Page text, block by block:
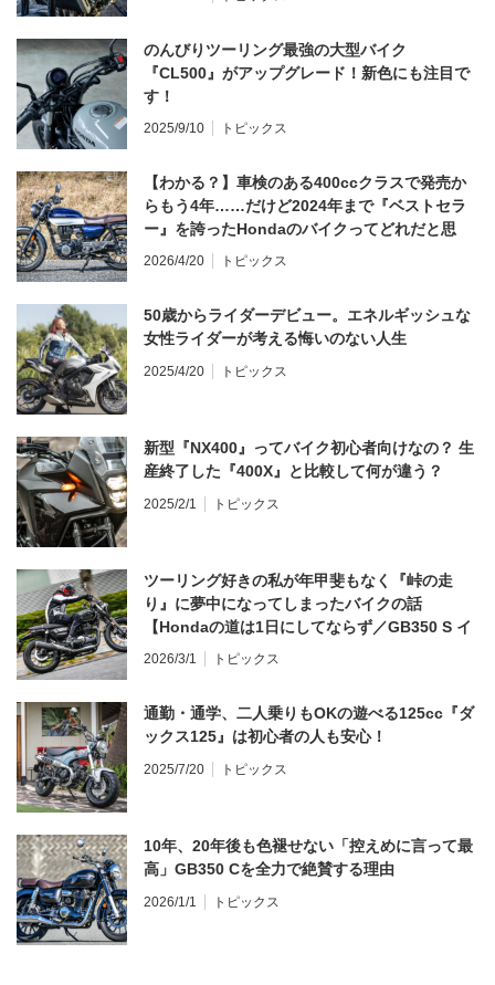
のんびりツーリング最強の大型バイク
『CL500』がアップグレード！新色にも注目で
す！
2025/9/10 トピックス
【わかる？】車検のある400ccクラスで発売か
らもう4年……だけど2024年まで『ベストセラ
ー』を誇ったHondaのバイクってどれだと思
う？
2026/4/20 トピックス
50歳からライダーデビュー。エネルギッシュな
女性ライダーが考える悔いのない人生
2025/4/20 トピックス
新型『NX400』ってバイク初心者向けなの？ 生
産終了した『400X』と比較して何が違う？
2025/2/1 トピックス
ツーリング好きの私が年甲斐もなく『峠の走
り』に夢中になってしまったバイクの話
【Hondaの道は1日にしてならず／GB350 S イ
ンプレ・レビュー 前編】
2026/3/1 トピックス
通勤・通学、二人乗りもOKの遊べる125cc『ダ
ックス125』は初心者の人も安心！
2025/7/20 トピックス
10年、20年後も色褪せない「控えめに言って最
高」GB350 Cを全力で絶賛する理由
2026/1/1 トピックス